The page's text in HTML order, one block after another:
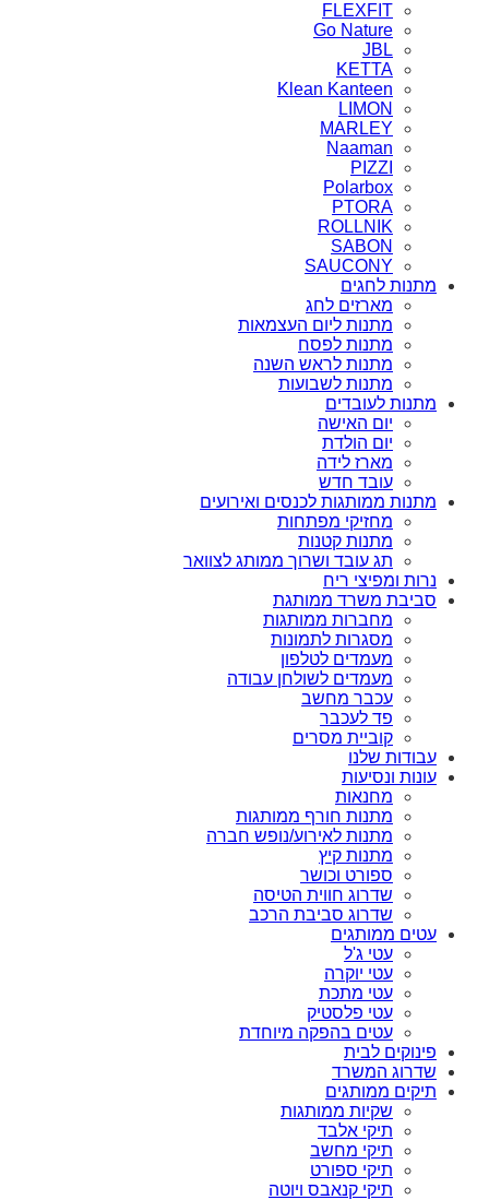
FLEXFIT
Go Nature
JBL
KETTA
Klean Kanteen
LIMON
MARLEY
Naaman
PIZZI
Polarbox
PTORA
ROLLNIK
SABON
SAUCONY
מתנות לחגים
מארזים לחג
מתנות ליום העצמאות
מתנות לפסח
מתנות לראש השנה
מתנות לשבועות
מתנות לעובדים
יום האישה
יום הולדת
מארז לידה
עובד חדש
מתנות ממותגות לכנסים ואירועים
מחזיקי מפתחות
מתנות קטנות
תג עובד ושרוך ממותג לצוואר
נרות ומפיצי ריח
סביבת משרד ממותגת
מחברות ממותגות
מסגרות לתמונות
מעמדים לטלפון
מעמדים לשולחן עבודה
עכבר מחשב
פד לעכבר
קוביית מסרים
עבודות שלנו
עונות ונסיעות
מחנאות
מתנות חורף ממותגות
מתנות לאירוע/נופש חברה
מתנות קיץ
ספורט וכושר
שדרוג חווית הטיסה
שדרוג סביבת הרכב
עטים ממותגים
עטי ג'ל
עטי יוקרה
עטי מתכת
עטי פלסטיק
עטים בהפקה מיוחדת
פינוקים לבית
שדרוג המשרד
תיקים ממותגים
שקיות ממותגות
תיקי אלבד
תיקי מחשב
תיקי ספורט
תיקי קנאבס ויוטה